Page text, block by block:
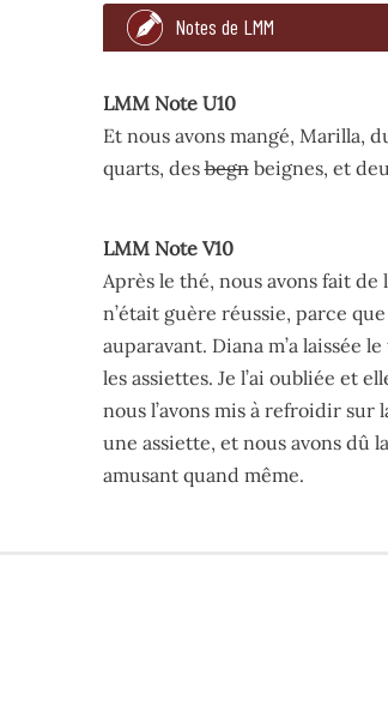
te dire à quel point cela m’a
— Eh bien, de toute façon,
Notes de LMM
LMM Note U10
Et nous avons mangé, Marilla,
quarts, desbegnbeignes, et
Et nous avons mangé,
LMM Note V10
Après le thé, nous avons fait de
n’était guère réussie, parce
auparavant. Diana m’a laissée
les assiettes. Je l’ai oubliée et
nous l’avons mis à refroidir sur
une assiette, et nous avons dû
amusant quand même.